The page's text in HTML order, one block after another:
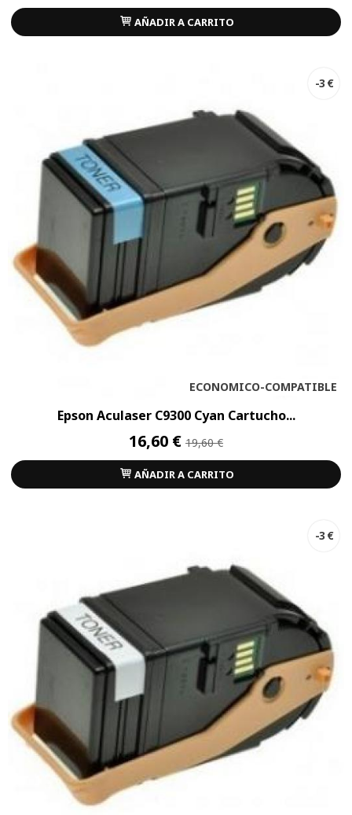
AÑADIR A CARRITO
ECONOMICO-COMPATIBLE
-3 €
Epson Aculaser C9300 Cyan Cartucho...
16,60 € 19,60 €
AÑADIR A CARRITO
-3 €